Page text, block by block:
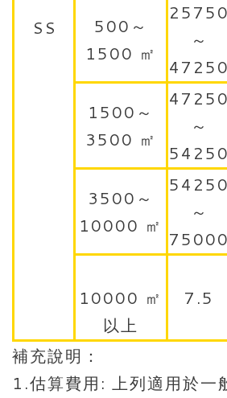
SS
500～
1500 ㎡
25750
～
47250
1500～
3500 ㎡
47250
～
54250
3500～
10000 ㎡
54250
～
75000
10000 ㎡
以上
7.5
補充說明：
1.估算費用: 上列適用於一